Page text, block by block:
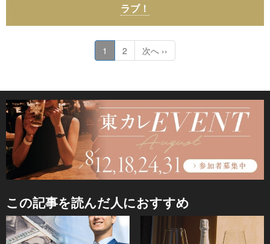
ラブ！
1 2 次へ ››
この記事を読んだ人におすすめ